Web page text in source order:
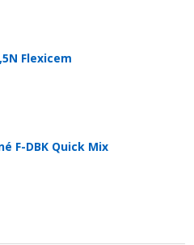
Flexicem
F-DBK Quick Mix